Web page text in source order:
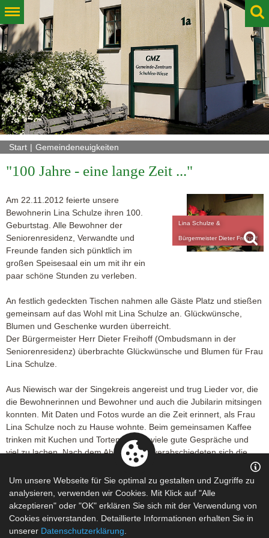
Start Gemeindeneuigkeiten
"100 Jahre - eine lange Zeit ..."
Lina Schulze &
Bürgermeister Dieter Freihoff
Am 22.11.2012 feierte unsere
Bewohnerin Lina Schulze ihren 100.
Geburtstag. Alle Bewohner der
Seniorenresidenz, Verwandte und
Freunde fanden sich pünktlich im
großen Speisesaal ein um mit ihr ein
paar schöne Stunden zu verleben.
An festlich gedeckten Tischen nahmen alle Gäste Platz und stießen
gemeinsam auf das Wohl mit Lina Schulze an. Glückwünsche,
Blumen und Geschenke wurden überreicht.
Der Bürgermeister Herr Dieter Freihoff (Ombudsmann in der
Seniorenresidenz) überbrachte Glückwünsche und Blumen für Frau
Lina Schulze.
Aus Niewisch war der Singekreis angereist und trug Lieder vor, die
die Bewohnerinnen und Bewohner und auch die Jubilarin mitsingen
konnten. Mit Daten und Fotos wurde an die Zeit erinnert, als Frau
Lina Schulze noch zu Hause wohnte. Beim gemeinsamen Kaffee
trinken mit Kuchen und Torten gab es viele gute Gespräche und
viel zu lachen. Nach dem Abendessen verabschiedeten sich die
Gäste und der Alltag kehrte wieder zurück. Frau Lina Schulze hatte
einen unvergesslichen Nachmittag.
Helga Lehmann - Seniorenresidenz Wittmannsdorf
Um unsere Webseite für Sie optimal zu gestalten und Zugriffe zu
analysieren, verwenden wir Cookies. Mit Klick auf "Alle
akzeptieren" oder "OK" erklären Sie sich mit der Verwendung von
Cookies einverstanden. Detaillierte Informationen erhalten Sie in
unserer Datenschutzerklärung